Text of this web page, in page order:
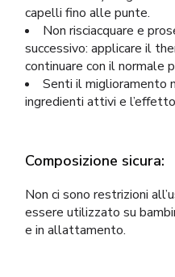
capelli fino alle punte.
Non risciacquare e
successivo: applicare il
continuare con il normale
Senti il miglioramento
ingredienti attivi e
Composizione sicura:
Non ci sono restrizioni
essere utilizzato su
e in allattamento.